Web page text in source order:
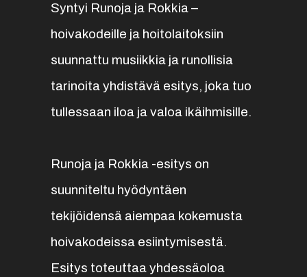
Syntyi Runoja ja Rokkia –
hoivakodeille ja hoitolaitoksiin
suunnattu musiikkia ja runollisia
tarinoita yhdistävä esitys, joka tuo
tullessaan iloa ja valoa ikäihmisille.
Runoja ja Rokkia -esitys on
suunniteltu hyödyntäen
tekijöidensä aiempaa kokemusta
hoivakodeissa esiintymisestä.
Esitys toteuttaa yhdessäoloa